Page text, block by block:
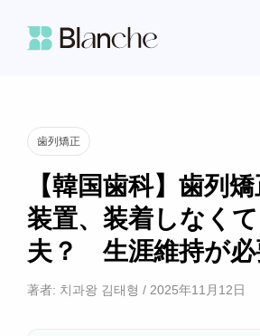
歯列矯正
【韓国歯科】歯列
装置、装着しなく
夫？ 生涯維持が必
著者: 치과왕 김태형 / 2025年11月12日